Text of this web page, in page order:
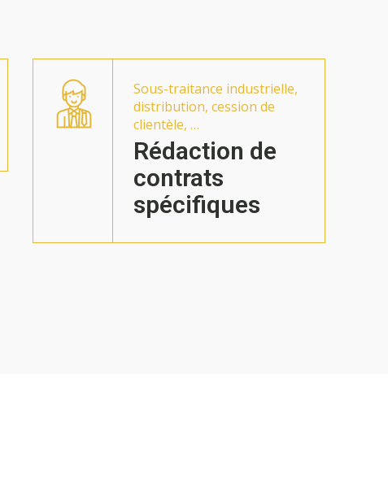
Sous-traitance industrielle,
distribution, cession de
clientèle, …
Rédaction de
contrats
spécifiques